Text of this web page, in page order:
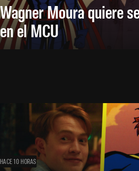
Wagner Moura quiere
en el MCU
HACE 10 HORAS